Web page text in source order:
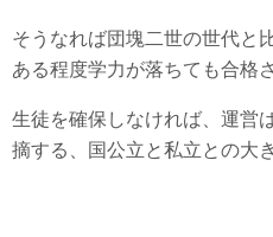
そうなれば団塊二世の世代と
ある程度学力が落ちても合格
生徒を確保しなければ、運営
摘する、国公立と私立との大